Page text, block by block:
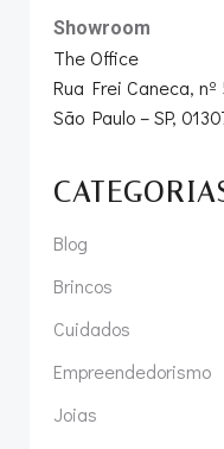
Showroom
The Office
Rua Frei Caneca, nº
São Paulo – SP,
Blog
Brincos
Cuidados
Empreendedorismo
Joias